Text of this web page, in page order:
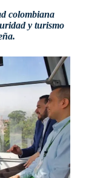
colombiana
y turismo